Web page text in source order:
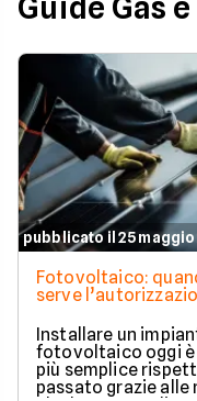
Guide Gas
pubblicato il 25 maggio
Fotovoltaico:
serve
Installare un
fotovoltaico oggi è
più semplice
passato grazie alle